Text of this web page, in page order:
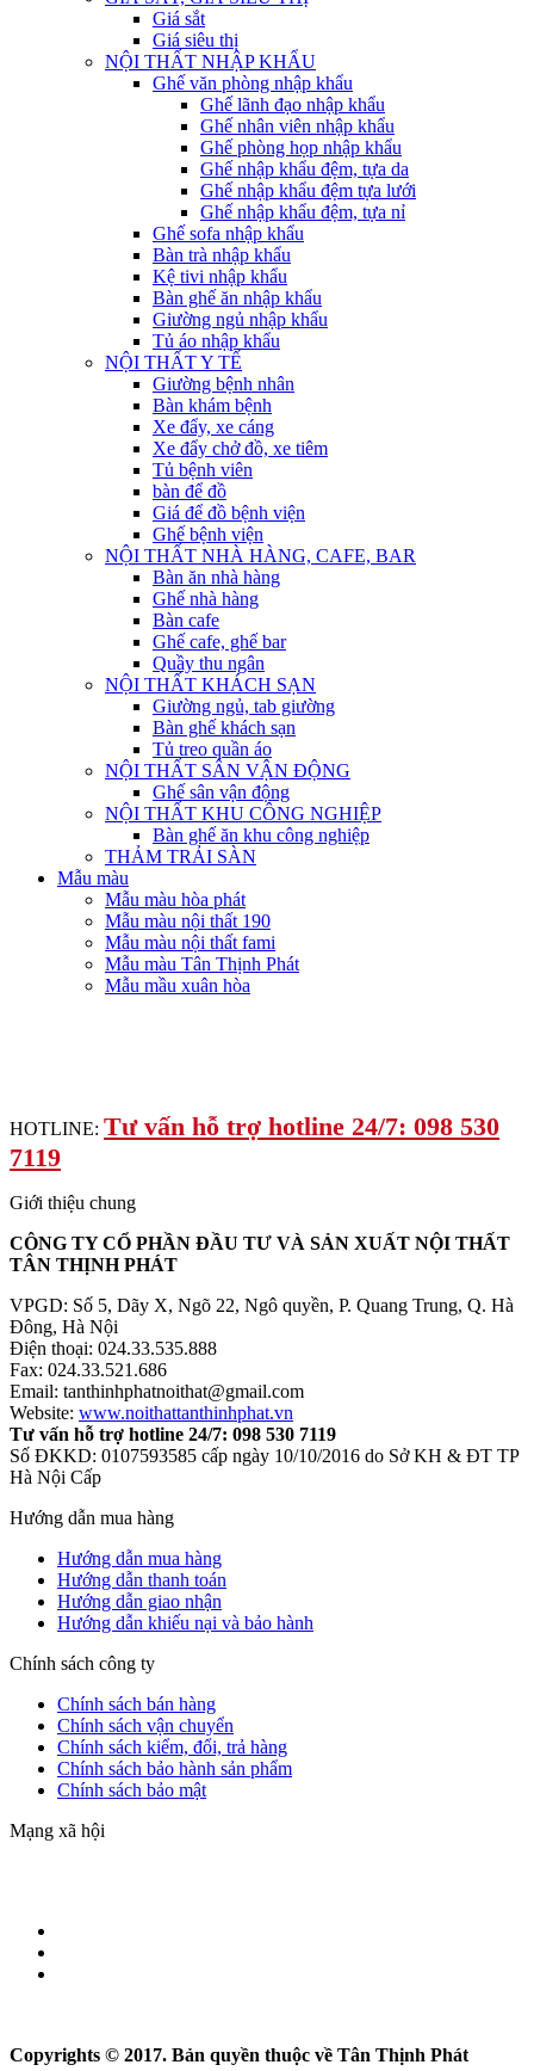
Giá sắt
Giá siêu thị
NỘI THẤT NHẬP KHẨU
Ghế văn phòng nhập khẩu
Ghế lãnh đạo nhập khẩu
Ghế nhân viên nhập khẩu
Ghế phòng họp nhập khẩu
Ghế nhập khẩu đệm, tựa da
Ghế nhập khẩu đệm tựa lưới
Ghế nhập khẩu đệm, tựa nỉ
Ghế sofa nhập khẩu
Bàn trà nhập khẩu
Kệ tivi nhập khẩu
Bàn ghế ăn nhập khẩu
Giường ngủ nhập khẩu
Tủ áo nhập khẩu
NỘI THẤT Y TẾ
Giường bệnh nhân
Bàn khám bệnh
Xe đẩy, xe cáng
Xe đẩy chở đồ, xe tiêm
Tủ bệnh viên
bàn để đồ
Giá để đồ bệnh viện
Ghế bệnh viện
NỘI THẤT NHÀ HÀNG, CAFE, BAR
Bàn ăn nhà hàng
Ghế nhà hàng
Bàn cafe
Ghế cafe, ghế bar
Quầy thu ngân
NỘI THẤT KHÁCH SẠN
Giường ngủ, tab giường
Bàn ghế khách sạn
Tủ treo quần áo
NỘI THẤT SÂN VẬN ĐỘNG
Ghế sân vận động
NỘI THẤT KHU CÔNG NGHIỆP
Bàn ghế ăn khu công nghiệp
THẢM TRẢI SÀN
Mẫu màu
Mẫu màu hòa phát
Mẫu màu nội thất 190
Mẫu màu nội thất fami
Mẫu màu Tân Thịnh Phát
Mẫu mầu xuân hòa
HOTLINE: Tư vấn hỗ trợ hotline 24/7: 098 530
7119
Giới thiệu chung
CÔNG TY CỔ PHẦN ĐẦU TƯ VÀ SẢN XUẤT NỘI THẤT
TÂN THỊNH PHÁT
VPGD: Số 5, Dãy X, Ngõ 22, Ngô quyền, P. Quang Trung, Q. Hà
Đông, Hà Nội
Điện thoại: 024.33.535.888
Fax: 024.33.521.686
Email: tanthinhphatnoithat@gmail.com
Website: www.noithattanthinhphat.vn
Tư vấn hỗ trợ hotline 24/7: 098 530 7119
Số ĐKKD: 0107593585 cấp ngày 10/10/2016 do Sở KH & ĐT TP
Hà Nội Cấp
Hướng dẫn mua hàng
Hướng dẫn mua hàng
Hướng dẫn thanh toán
Hướng dẫn giao nhận
Hướng dẫn khiếu nại và bảo hành
Chính sách công ty
Chính sách bán hàng
Chính sách vận chuyển
Chính sách kiểm, đổi, trả hàng
Chính sách bảo hành sản phẩm
Chính sách bảo mật
Mạng xã hội
Copyrights © 2017. Bản quyền thuộc về Tân Thịnh Phát